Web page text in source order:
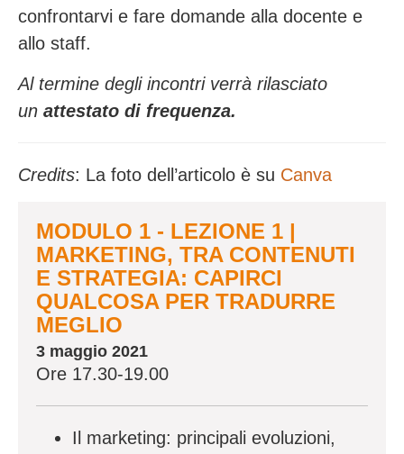
confrontarvi e fare domande alla docente e
allo staff.
Al termine degli incontri verrà rilasciato
un attestato di frequenza.
Credits: La foto dell’articolo è su Canva
MODULO 1 - LEZIONE 1 |
MARKETING, TRA CONTENUTI
E STRATEGIA: CAPIRCI
QUALCOSA PER TRADURRE
MEGLIO
3 maggio 2021
Ore 17.30-19.00
Il marketing: principali evoluzioni,